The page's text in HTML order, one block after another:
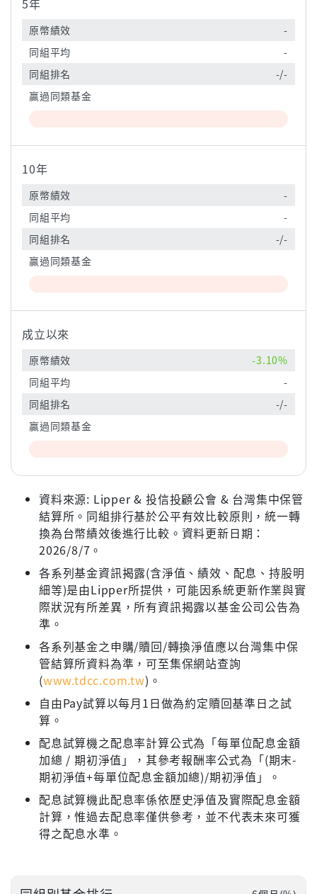
5年
原幣績效
-
同組平均
-
同組排名
-/-
贏過同類基金
10年
原幣績效
-
同組平均
-
同組排名
-/-
贏過同類基金
成立以來
原幣績效
-3.10%
同組平均
-
同組排名
-/-
贏過同類基金
資料來源: Lipper & 投信投顧公會 & 台灣集中保管
結算所。同組排行基於公平有效比較原則，統一轉
換為台幣績效後進行比較。資料更新日期：
2026/8/7。
各系列基金資訊揭露(含淨值、績效、配息、持股明
細等)是由Lipper所提供，可能因系統更新作業與實
際狀況有所差異，所有資訊揭露以基金公司公告為
準。
各系列基金之申購/贖回/轉換淨值應以台灣集中保
管結算所資料為準，可至集保網站查詢
(www.tdcc.com.tw)。
自由Pay試算以每月1日做為約定贖回基準日之試
算。
配息試算機之配息率計算公式為「每單位配息金額
加總 / 期初淨值」，其參考報酬率公式為「(期末-
期初淨值+每單位配息金額加總)/期初淨值」。
配息試算機此配息率係依歷史淨值及實際配息金額
計算，惟過去配息率僅供參考，並不代表未來可獲
得之配息水準。